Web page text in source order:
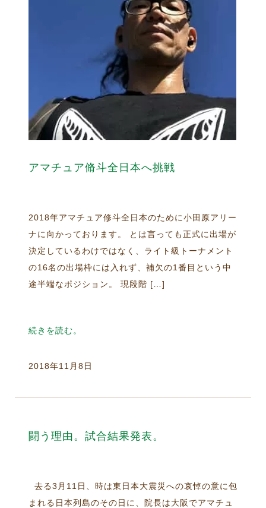
アマチュア脩斗全日本へ挑戦
2018年アマチュア修斗全日本のために小田原アリー
ナに向かっております。 とは言っても正式に出場が
決定しているわけではなく、ライト級トーナメント
の16名の出場枠には入れず、補欠の1番目という中
途半端なポジション。 現段階 […]
続きを読む。
2018年11月8日
闘う理由。試合結果発表。
去る3月11日、時は東日本大震災への哀悼の意に包
まれる日本列島のその日に、院長は大阪でアマチュ